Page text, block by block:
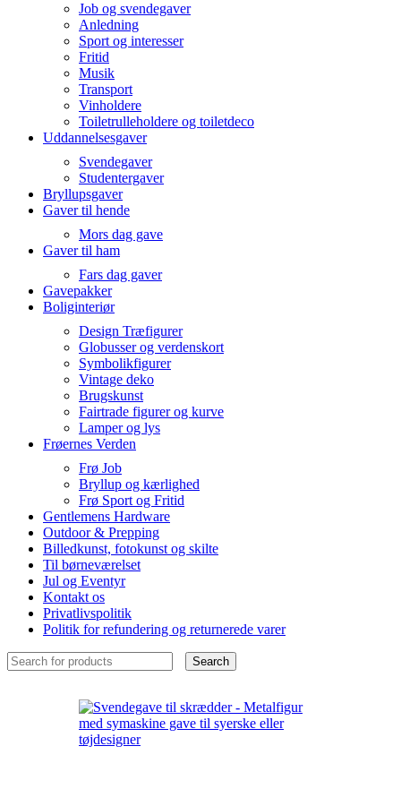
Job og svendegaver
Anledning
Sport og interesser
Fritid
Musik
Transport
Vinholdere
Toiletrulleholdere og toiletdeco
Uddannelsesgaver
Svendegaver
Studentergaver
Bryllupsgaver
Gaver til hende
Mors dag gave
Gaver til ham
Fars dag gaver
Gavepakker
Boliginteriør
Design Træfigurer
Globusser og verdenskort
Symbolikfigurer
Vintage deko
Brugskunst
Fairtrade figurer og kurve
Lamper og lys
Frøernes Verden
Frø Job
Bryllup og kærlighed
Frø Sport og Fritid
Gentlemens Hardware
Outdoor & Prepping
Billedkunst, fotokunst og skilte
Til børneværelset
Jul og Eventyr
Kontakt os
Privatlivspolitik
Politik for refundering og returnerede varer
Search